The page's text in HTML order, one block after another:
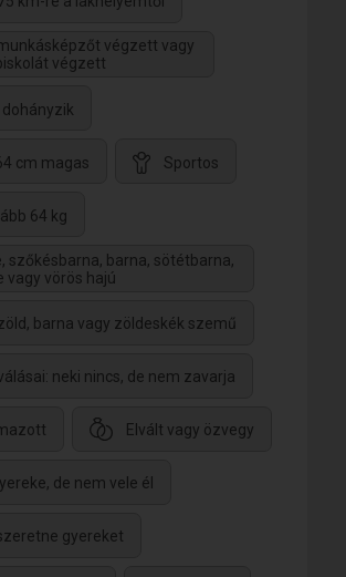
végzett vagy
végzett
dohányzik
cm magas Sportos
64 kg
szőkésbarna, barna, sötétbarna,
vagy vörös hajú
barna vagy zöldeskék szemű
neki nincs, de nem zavarja
Elvált vagy özvegy
de nem vele él
gyereket